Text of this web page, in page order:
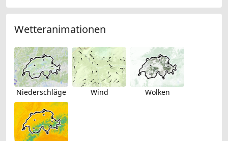
Wetteranimationen
Niederschläge Wind Wolken